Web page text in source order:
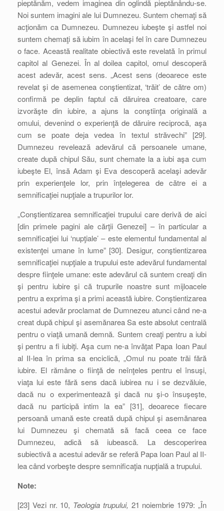
pieptănăm, vedem imaginea din oglindă pieptănându-se.
Noi suntem imagini ale lui Dumnezeu. Suntem chemaţi să
acţionăm ca Dumnezeu. Dumnezeu iubeşte şi astfel noi
suntem chemaţi să iubim în acelaşi fel în care Dumnezeu
o face. Această realitate obiectivă este revelată în primul
capitol al Genezei. În al doilea capitol, omul descoperă
acest adevăr, acest sens. „Acest sens (deoarece este
revelat şi de asemenea conştientizat, ‘trăit’ de către om)
confirmă pe deplin faptul că dăruirea creatoare, care
izvorăşte din iubire, a ajuns la conştiinţa originală a
omului, devenind o experienţă de dăruire reciprocă, aşa
cum se poate deja vedea în textul străvechi” [29].
Dumnezeu revelează adevărul că persoanele umane,
create după chipul Său, sunt chemate la a iubi aşa cum
iubeşte El, însă Adam şi Eva descoperă acelaşi adevăr
prin experienţele lor, prin înţelegerea de către ei a
semnificaţiei nupţiale a trupurilor lor.
„Conştientizarea semnificaţiei trupului care derivă de aici
[din primele pagini ale cărţii Genezei] – în particular a
semnificaţiei lui ‘nupţiale’ – este elementul fundamental al
existenţei umane în lume” [30]. Desigur, conştientizarea
semnificaţiei nupţiale a trupului este adevărul fundamental
despre fiinţele umane: este adevărul că suntem creaţi din
şi pentru iubire şi că trupurile noastre sunt mijloacele
pentru a exprima şi a primi această iubire. Conştientizarea
acestui adevăr proclamat de Dumnezeu atunci când ne-a
creat după chipul şi asemănarea Sa este absolut centrală
pentru o viaţă umană demnă. Suntem creaţi pentru a iubi
şi pentru a fi iubiţi. Aşa cum ne-a învăţat Papa Ioan Paul
al II-lea în prima sa enciclică, „Omul nu poate trăi fără
iubire. El rămâne o fiinţă de neînţeles pentru el însuşi,
viaţa lui este fără sens dacă iubirea nu i se dezvăluie,
dacă nu o experimentează şi dacă nu şi-o însuşeşte,
dacă nu participă intim la ea” [31], deoarece fiecare
persoană umană este creată după chipul şi asemănarea
lui Dumnezeu şi chemată să facă ceea ce face
Dumnezeu, adică să iubească. La descoperirea
subiectivă a acestui adevăr se referă Papa Ioan Paul al II-
lea când vorbeşte despre semnificaţia nupţială a trupului.
Note:
[23] Vezi nr. 10, Teologia trupului, 21 noiembrie 1979: „În